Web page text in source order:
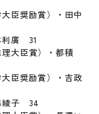
臣奨励賞）・田中
利廣 31
大臣賞）・都積
臣奨励賞）・吉政
綾子 34